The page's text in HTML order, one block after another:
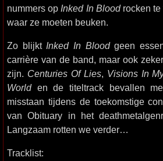
nummers op Inked In Bloodrocken te
waar ze moeten beuken.
Zo blijkt Inked In Bloodgeen
carrière van de band, maar ook
zijn. Centuries Of Lies, Visions In
Worlden de titeltrack bevallen
misstaan tijdens de toekomstige
van Obituary in het
Langzaam rotten we verder…
Tracklist: